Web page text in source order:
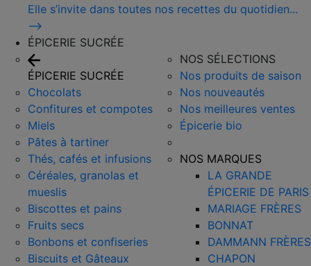
Elle s’invite dans toutes nos recettes du quotidien...
⟶
ÉPICERIE SUCRÉE
ÉPICERIE SUCRÉE
Chocolats
Confitures et compotes
Miels
Pâtes à tartiner
Thés, cafés et infusions
Céréales, granolas et
mueslis
Biscottes et pains
Fruits secs
Bonbons et confiseries
Biscuits et Gâteaux
NOS SÉLECTIONS
Nos produits de saison
Nos nouveautés
Nos meilleures ventes
Épicerie bio
NOS MARQUES
LA GRANDE
ÉPICERIE DE PARIS
MARIAGE FRÈRES
BONNAT
DAMMANN FRÈRES
CHAPON